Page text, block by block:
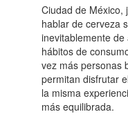
Ciudad de México,
hablar de cerveza
inevitablemente
hábitos de
vez más personas
permitan disfrutar
la misma
más equilibrada.